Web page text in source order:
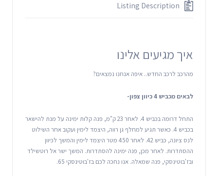
Listing Description
איך מגיעים אלינו
מהרכב לרכב החדש.. איפה אנחנו נמצאים?
לבאים מכביש 4 כיוון צפון-
התחל דרומה בכביש 4. לאחר 23 ק"מ, פנה קלות ימינה על מנת להישאר
בכביש 4. כאשר תגיע למחלף גן רווה, היצמד לימין ועקוב אחר השילוט
לנס ציונה, כביש 42. לאחר 450 מטר היצמד לימין והמשך לכיוון
ההסתדרות. לאחר מכן, פנה ימינה להסתדרות. המשך ישר אל רוטשילד
ובז'בוטינסקי, פנה שמאלה. אנו נחכה לכם בז'בוטינסקי 65.